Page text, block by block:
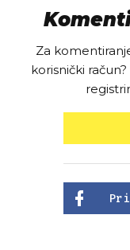
Za
korisnički